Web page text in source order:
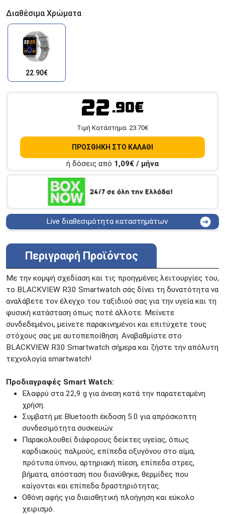
Διαθέσιμα Χρώματα
22.90€
22.90€
Tιμή Κατάστημα: 23.70€
ΠΡΟΣΘΗΚΗ ΣΤΟ ΚΑΛΑΘΙ
ή δόσεις από 1,09€ / μήνα
Live διαθεσιμότητα καταστημάτων
ΑΘΗΝΑ
Στουρνάρη 27
ΠΕΡΙΣΤΕΡΙ
ΠΕΙΡΑΙΑΣ
Μαυρομιχάλη 1 και Ακτή
Κονδύλη
ΜΕΤΑΜΟΡΦΩΣΗ
Τατοϊόυ 117
ΓΛΥΦΑΔΑ
A. Παπανδρέου 4
ΚΟΛΩΝΟΣ
Πτολεμαίου Κλαύδιου 8
ΚΕΝΤΡΙΚΕΣ ΑΠΟΘΗΚΕΣ
ΘΕΣΣΑΛΟΝΙΚΗ
Δωδεκανήσου 28 &
Προσοχή!
Η Διαθεσιμότητα μεταβάλλεται συνεχώς
Διαβάστε εδώ
Περιγραφή Προϊόντος
Με την κομψή σχεδίαση και τις προηγμένες λειτουργίες του,
το BLACKVIEW R30 Smartwatch σάς δίνει τη δυνατότητα να
αναλάβετε τον έλεγχο του ταξιδιού σας για την υγεία και τη
φυσική κατάσταση όπως ποτέ άλλοτε. Μείνετε
συνδεδεμένοι, μείνετε παρακινημένοι και επιτύχετε τους
στόχους σας με αυτοπεποίθηση. Αναβαθμίστε στο
BLACKVIEW R30 Smartwatch σήμερα και ζήστε την απόλυτη
τεχνολογία smartwatch!
Προδιαγραφές Smart Watch:
Ελαφρύ στα 22,9 g για άνεση κατά την παρατεταμένη
χρήση.
Συμβατή με Bluetooth έκδοση 5.0 για απρόσκοπτη
συνδεσιμότητα συσκευών.
Παρακολουθεί διάφορους δείκτες υγείας, όπως
καρδιακούς παλμούς, επίπεδα οξυγόνου στο αίμα,
πρότυπα ύπνου, αρτηριακή πίεση, επίπεδα στρες,
βήματα, απόσταση που διανύθηκε, θερμίδες που
καίγονται και επίπεδα δραστηριότητας.
Οθόνη αφής για διαισθητική πλοήγηση και εύκολο
χειρισμό.